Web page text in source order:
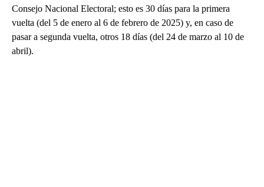
Consejo Nacional Electoral; esto es 30 días para la primera
vuelta (del 5 de enero al 6 de febrero de 2025) y, en caso de
pasar a segunda vuelta, otros 18 días (del 24 de marzo al 10 de
abril).